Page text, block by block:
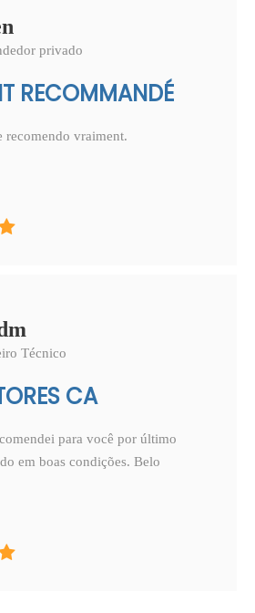
privado
RECOMMANDÉ
recomendo vraiment.
Técnico
CA
para você por último
em boas condições. Belo